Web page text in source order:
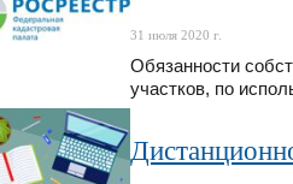
31 июля 2020 г.
Обязанности
участков, по